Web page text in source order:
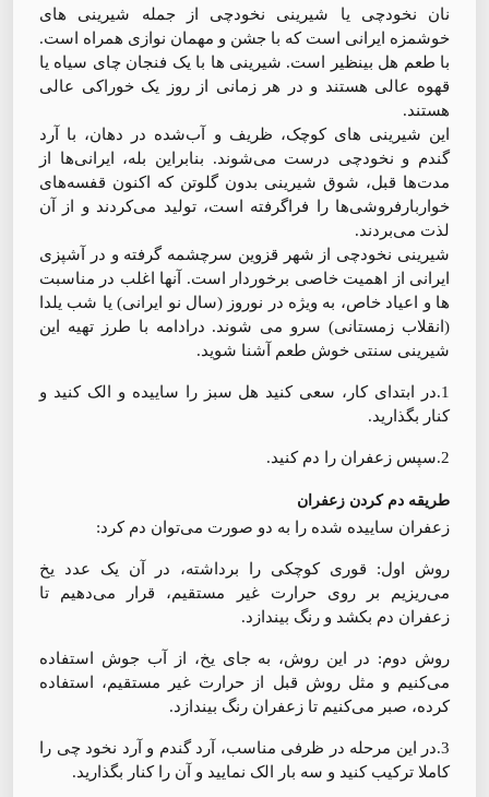
نان نخودچی یا شیرینی نخودچی از جمله شیرینی های
خوشمزه ایرانی است که با جشن و مهمان نوازی همراه است.
با طعم هل بینظیر است. شیرینی ها با یک فنجان چای سیاه یا
قهوه عالی هستند و در هر زمانی از روز یک خوراکی عالی
هستند.
این شیرینی های کوچک، ظریف و آب‌شده در دهان، با آرد
گندم و نخودچی درست می‌شوند. بنابراین بله، ایرانی‌ها از
مدت‌ها قبل، شوق شیرینی بدون گلوتن که اکنون قفسه‌های
خواربارفروشی‌ها را فراگرفته است، تولید می‌کردند و از آن
لذت می‌بردند.
شیرینی نخودچی از شهر قزوین سرچشمه گرفته و در آشپزی
ایرانی از اهمیت خاصی برخوردار است. آنها اغلب در مناسبت
ها و اعیاد خاص، به ویژه در نوروز (سال نو ایرانی) یا شب یلدا
(انقلاب زمستانی) سرو می شوند. درادامه با طرز تهیه این
شیرینی سنتی خوش طعم آشنا شوید.
1.در ابتدای کار، سعی کنید هل سبز را ساییده و الک کنید و
کنار بگذارید.
2.سپس زعفران را دم کنید.
طریقه دم کردن زعفران
زعفران ساییده شده را به دو صورت می‌توان دم کرد:
روش اول: قوری کوچکی را برداشته، در آن یک عدد یخ
می‌ریزیم بر روی حرارت غیر مستقیم، قرار می‌دهیم تا
زعفران دم بکشد و رنگ بیندازد.
روش دوم: در این روش، به جای یخ، از آب جوش استفاده
می‌کنیم و مثل روش قبل از حرارت غیر مستقیم، استفاده
کرده، صبر می‌کنیم تا زعفران رنگ بیندازد.
3.در این مرحله در ظرفی مناسب، آرد گندم و آرد نخود چی را
کاملا ترکیب کنید و سه بار الک نمایید و آن را کنار بگذارید.